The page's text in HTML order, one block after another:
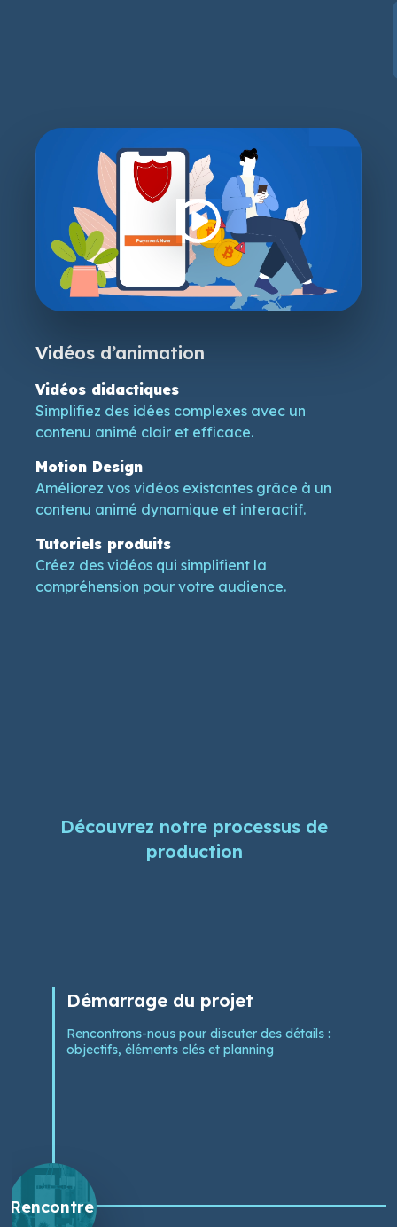
Vidéos d’animation
Vidéos didactiques
Simplifiez des idées complexes avec un
contenu animé clair et efficace.
Motion Design
Améliorez vos vidéos existantes grâce à un
contenu animé dynamique et interactif.
Tutoriels produits
Créez des vidéos qui simplifient la
compréhension pour votre audience.
Découvrez notre processus de
production
Démarrage du projet
Rencontrons-nous pour discuter des détails :
objectifs, éléments clés et planning
Rencontre